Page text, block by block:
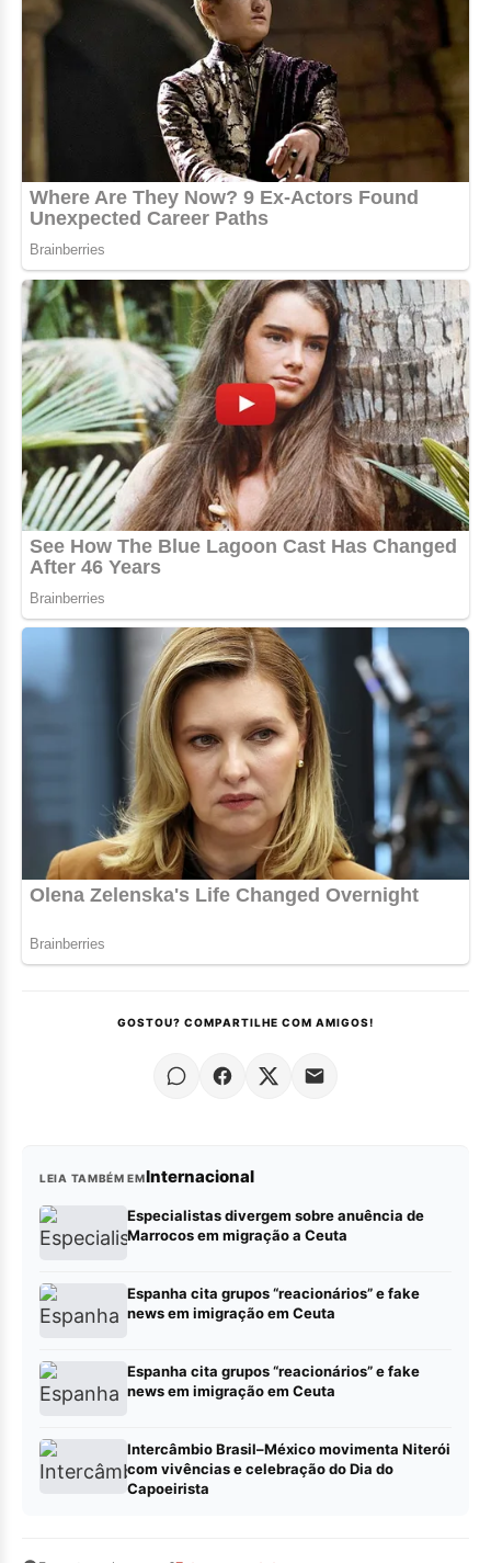
GOSTOU? COMPARTILHE COM AMIGOS!
LEIA TAMBÉM EMInternacional
Especialistas divergem sobre anuência de
Marrocos em migração a Ceuta
Espanha cita grupos “reacionários” e fake
news em imigração em Ceuta
Espanha cita grupos “reacionários” e fake
news em imigração em Ceuta
Intercâmbio Brasil–México movimenta Niterói
com vivências e celebração do Dia do
Capoeirista